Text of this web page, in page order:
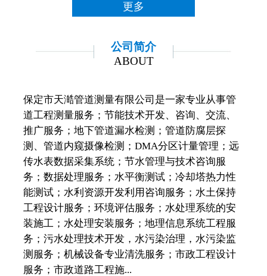
更多
公司简介
ABOUT
保定市天澔管道测量有限公司是一家专业从事管
道工程测量服务；节能技术开发、咨询、交流、
推广服务；地下管道漏水检测；管道防腐层探
测、管道内窥摄像检测；DMA分区计量管理；远
传水表数据采集系统；节水管理与技术咨询服
务；数据处理服务；水平衡测试；冷却塔热力性
能测试；水利资源开发利用咨询服务；水土保持
工程设计服务；环境评估服务；水处理系统的安
装施工；水处理安装服务；地理信息系统工程服
务；污水处理技术开发，水污染治理，水污染监
测服务；机械设备专业清洗服务；市政工程设计
服务；市政道路工程施...